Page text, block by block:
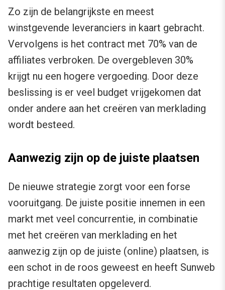
Zo zijn de belangrijkste en meest
winstgevende leveranciers in kaart gebracht.
Vervolgens is het contract met 70% van de
affiliates verbroken. De overgebleven 30%
krijgt nu een hogere vergoeding. Door deze
beslissing is er veel budget vrijgekomen dat
onder andere aan het creëren van merklading
wordt besteed.
Aanwezig zijn op de juiste plaatsen
De nieuwe strategie zorgt voor een forse
vooruitgang. De juiste positie innemen in een
markt met veel concurrentie, in combinatie
met het creëren van merklading en het
aanwezig zijn op de juiste (online) plaatsen, is
een schot in de roos geweest en heeft Sunweb
prachtige resultaten opgeleverd.